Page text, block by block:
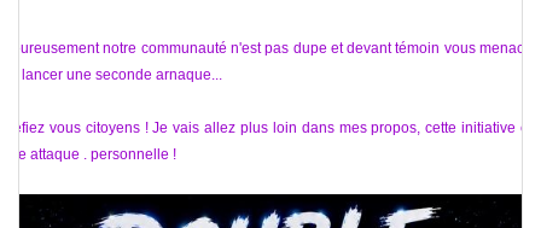
Heureusement notre communauté n'est pas dupe et devant témoin vous menacez
de lancer une seconde arnaque...
Méfiez vous citoyens ! Je vais allez plus loin dans mes propos, cette initiative est
une attaque . personnelle !